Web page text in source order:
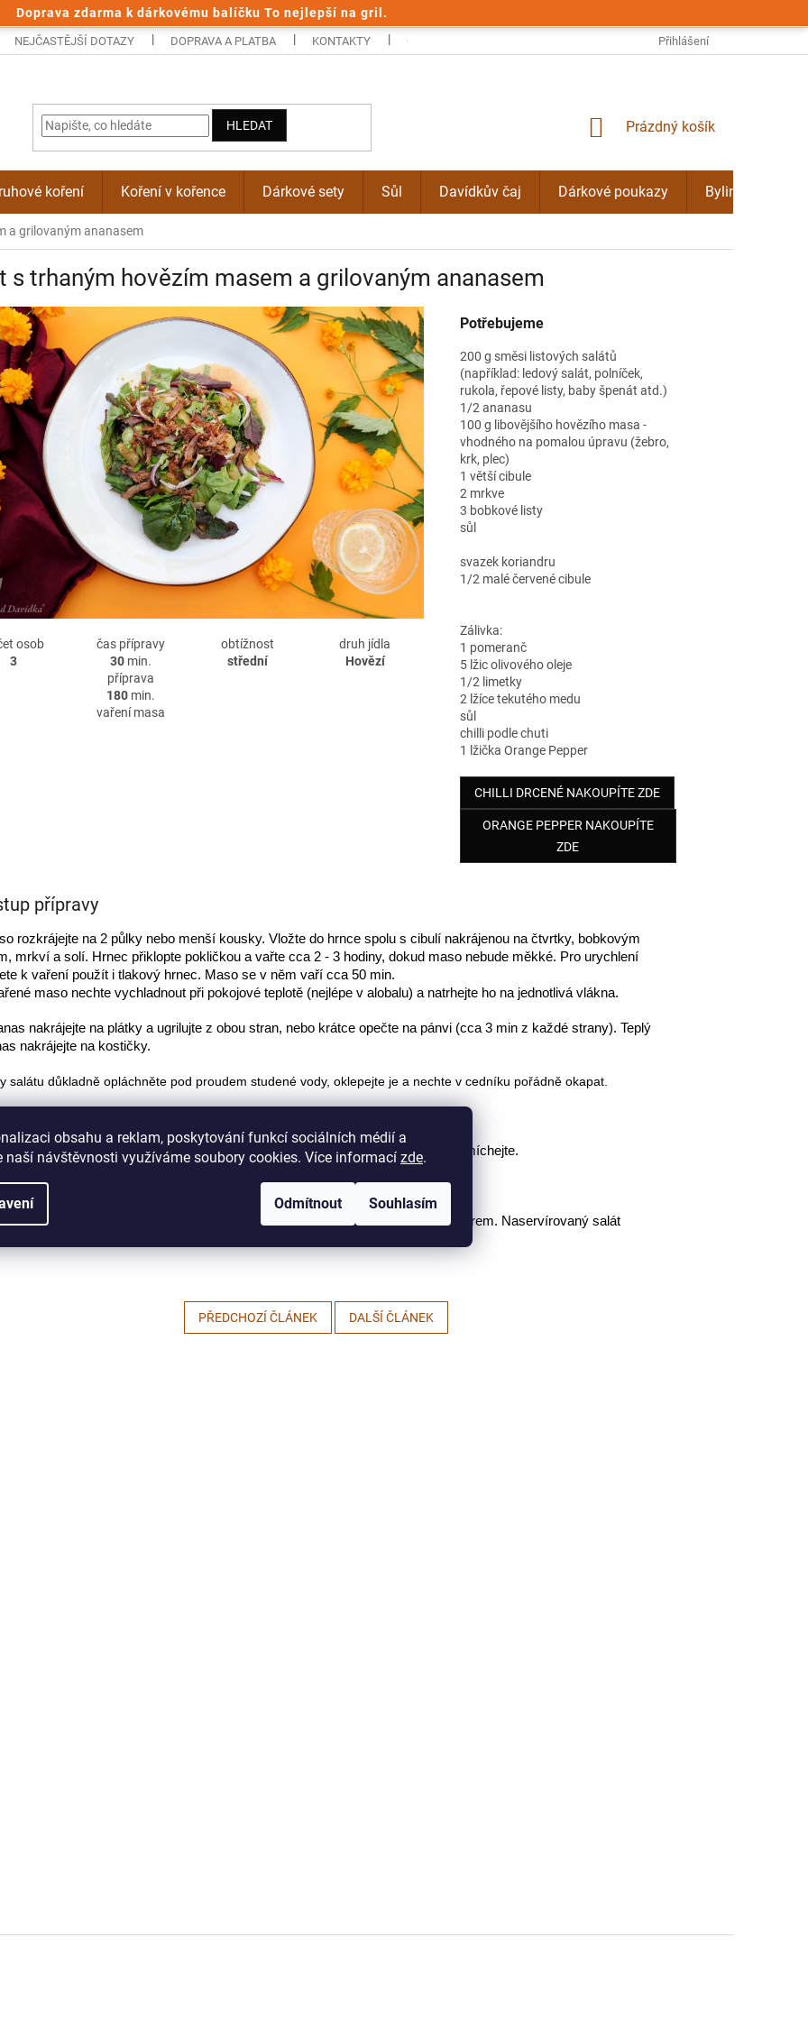
Doprava zdarma k dárkovému balíčku To nejlepší na gril.
obsahu a reklam, poskytování funkcí sociálních médií a
naší návštěvnosti využíváme soubory cookies. Více informací zde.
Odmítnout Souhlasím
NEJČASTĚJŠÍ DOTAZY DOPRAVA A PLATBA KONTAKTY OBCHODNÍ PODMÍNKY PODMÍNKY OCHRANY OSOBNÍCH ÚDAJŮ
Přihlášení
HLEDAT
NÁKUPNÍ
Prázdný košík
koření Koření v kořence Dárkové sety Sůl Davídkův čaj Dárkové poukazy Bylinné kúry
a grilovaným ananasem
s trhaným hovězím masem a grilovaným ananasem
osob
3
čas přípravy
30min.
příprava
180min.
vaření masa
obtížnost
střední
druh jídla
Hovězí
Potřebujeme
200 g směsi listových salátů
(například: ledový salát, polníček,
rukola, řepové listy, baby špenát atd.)
1/2 ananasu
100 g libovějšího hovězího masa -
vhodného na pomalou úpravu (žebro,
krk, plec)
1 větší cibule
2 mrkve
3 bobkové listy
sůl
svazek koriandru
1/2 malé červené cibule
Zálivka:
1 pomeranč
5 lžic olivového oleje
1/2 limetky
2 lžíce tekutého medu
sůl
chilli podle chuti
1 lžička Orange Pepper
CHILLI DRCENÉ NAKOUPÍTE ZDE
ORANGE PEPPER NAKOUPÍTE
ZDE
přípravy
rozkrájejte na 2 půlky nebo menší kousky. Vložte do hrnce spolu s cibulí nakrájenou na čtvrtky, bobkovým
mrkví a solí. Hrnec přiklopte pokličkou a vařte cca 2 - 3 hodiny, dokud maso nebude měkké. Pro urychlení
k vaření použít i tlakový hrnec. Maso se v něm vaří cca 50 min.
maso nechte vychladnout při pokojové teplotě (nejlépe v alobalu) a natrhejte ho na jednotlivá vlákna.
nakrájejte na plátky a ugrilujte z obou stran, nebo krátce opečte na pánvi (cca 3 min z každé strany). Teplý
nakrájejte na kostičky.
salátu důkladně opláchněte pod proudem studené vody, oklepejte je a nechte v cedníku pořádně okapat.
zálivku vymačkejte šťávu z pomeranče a limetky. Přidejte zbytek surovin a promíchejte.
si připravte směs salátu, kousky ananasu, trhané maso a posypejte koriandrem. Naservírovaný salát
PŘEDCHOZÍ ČLÁNEK DALŠÍ ČLÁNEK